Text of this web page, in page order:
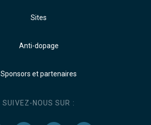
Sites
Anti-dopage
Sponsors et partenaires
SUIVEZ-NOUS SUR :